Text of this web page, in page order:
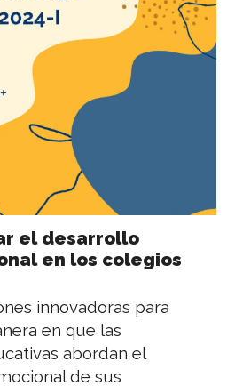
el desarrollo
en los colegios
innovadoras para
en que las
abordan el
de sus